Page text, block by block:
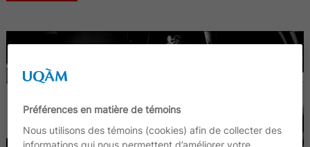
Préférences en matière de témoins
Nous utilisons des témoins (cookies) afin de collecter des